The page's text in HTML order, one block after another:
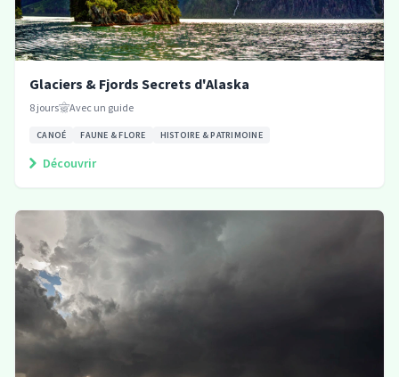
Glaciers & Fjords Secrets d'Alaska
8 jours Avec un guide
CANOÉ FAUNE & FLORE HISTOIRE & PATRIMOINE
Découvrir